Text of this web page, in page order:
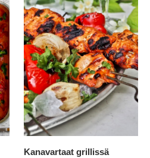
Kanavartaat grillissä